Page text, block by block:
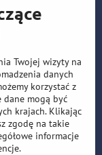
Twojej wizyty na
danych
korzystać z
dane mogą być
krajach. Klikając
zgodę na takie
informacje